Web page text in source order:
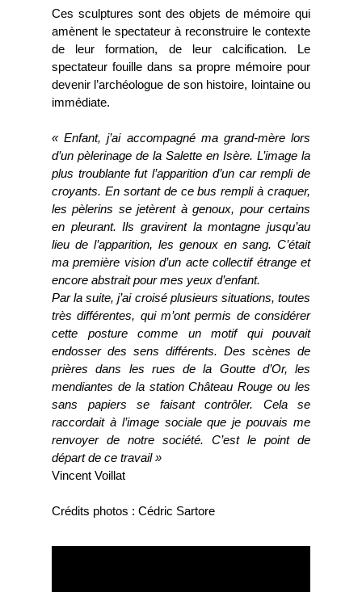
Ces sculptures sont des objets de mémoire qui
amènent le spectateur à reconstruire le contexte
de leur formation, de leur calcification. Le
spectateur fouille dans sa propre mémoire pour
devenir l’archéologue de son histoire, lointaine ou
immédiate.
« Enfant, j’ai accompagné ma grand-mère lors
d’un pèlerinage de la Salette en Isère. L’image la
plus troublante fut l’apparition d’un car rempli de
croyants. En sortant de ce bus rempli à craquer,
les pèlerins se jetèrent à genoux, pour certains
en pleurant. Ils gravirent la montagne jusqu’au
lieu de l’apparition, les genoux en sang. C’était
ma première vision d’un acte collectif étrange et
encore abstrait pour mes yeux d’enfant.
Par la suite, j’ai croisé plusieurs situations, toutes
très différentes, qui m’ont permis de considérer
cette posture comme un motif qui pouvait
endosser des sens différents. Des scènes de
prières dans les rues de la Goutte d’Or, les
mendiantes de la station Château Rouge ou les
sans papiers se faisant contrôler. Cela se
raccordait à l’image sociale que je pouvais me
renvoyer de notre société. C’est le point de
départ de ce travail »
Vincent Voillat
Crédits photos : Cédric Sartore